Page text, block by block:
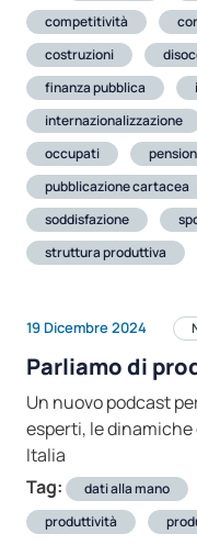
competitività
costruzioni
finanza pubblica
internazionalizzazione
occupati
pubblicazione cartacea
soddisfazione
struttura produttiva
19 Dicembre 2024
Parliamo di
Un nuovo podcast
esperti, le
Italia
Tag:
dati alla mano
produttività